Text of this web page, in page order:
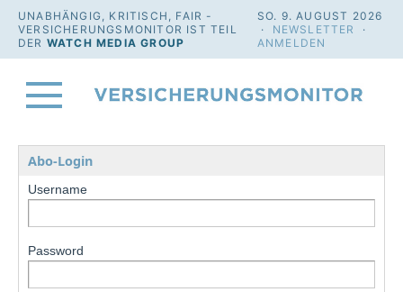
UNABHÄNGIG, KRITISCH, FAIR -
VERSICHERUNGSMONITOR IST TEIL
DER WATCH MEDIA GROUP
SO. 9. AUGUST 2026
· NEWSLETTER
·
ANMELDEN
Abo-Login
Username
Password